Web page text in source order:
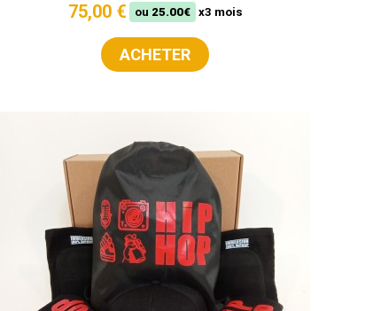
75,00 €
ou 25.00€ x3 mois
ACHETER